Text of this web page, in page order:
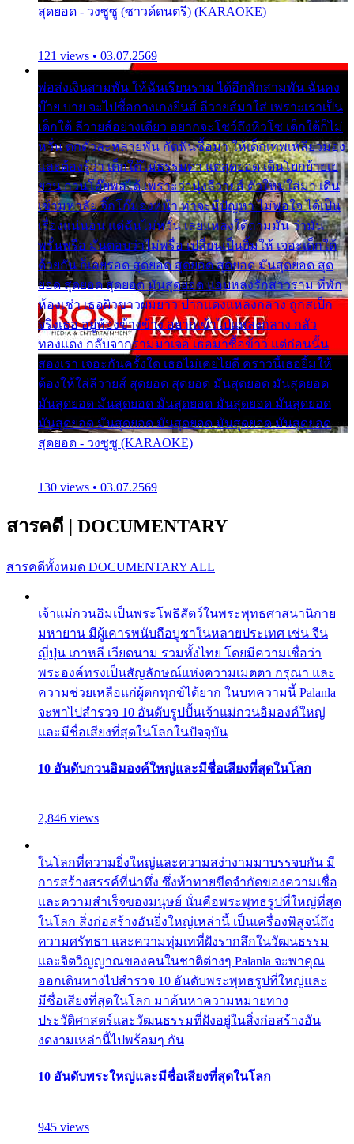
สุดยอด - วงซูซู (ซาวด์ดนตรี) (KARAOKE)
121 views • 03.07.2569
พ่อส่งเงินสามพัน ให้ฉันเรียนราม ได้อีกสักสามพัน ฉันคง
บ๊าย บาย จะไปซื้อกางเกงยีนส์ ลีวายส์มาใส่ เพราะเราเป็น
เด็กใต้ ลีวายส์อย่างเดียว อยากจะโชว์ถึงหิวโซ เด็กใต้ก็ไม่
หวั่น ตกตัวละหลายพัน กัดฟันซื้อมา ให้เด็กเทพเหลียวมอง
และต้องรู้ว่า เด็กใต้ไม่ธรรมดา แต่สุดยอด เดินโยกย้ายเย
ยวน กวนโอ๊ยพอได้ เพราะว่านุ่งลีวายส์ ตัวใหม่ใส่มา เดิน
เข้ามหาลัย จิ๊กโก๊มองหน้า ท่าจะมีปัญหา ไม่พอใจ ได้เป็น
เรื่องแน่นอน แต่ฉันไม่หวั่น เลยแหลงใต้ถามมัน ว่ามัน
พรั่นพรือ มันตอบว่าไม่พรื่อ เปลี่ยนเป็นยิ้มให้ เจอะเด็กใต้
ด้วยกัน ก็เลยรอด สุดยอด สุดยอด สุดยอด มันสุดยอด สุด
ยอด สุดยอด สุดยอด มันสุดยอด แอบหลงรักสาวราม ที่พัก
ห้องเช่า เธอผิวขาวผมยาว ปากแดงแหลงกลาง ถูกสเป็ก
จริงเธอ อยู่ห้องข้างข้าง อยากเข้าไปแหลงกลาง กลัว
ทองแดง กลับจากรามมาเจอ เธอมาซื้อข้าว แต่ก่อนนั้น
สองเรา เจอะกันครั้งใด เธอไม่เคยไยดี คราวนี้เธอยิ้มให้
ต้องให้ใส่ลีวายส์ สุดยอด สุดยอด มันสุดยอด มันสุดยอด
มันสุดยอด มันสุดยอด มันสุดยอด มันสุดยอด มันสุดยอด
มันสุดยอด มันสุดยอด มันสุดยอด มันสุดยอด มันสุดยอด
สุดยอด - วงซูซู (KARAOKE)
130 views • 03.07.2569
สารคดี | DOCUMENTARY
สารคดีทั้งหมด DOCUMENTARY ALL
เจ้าแม่กวนอิมเป็นพระโพธิสัตว์ในพระพุทธศาสนานิกาย
มหายาน มีผู้เคารพนับถือบูชาในหลายประเทศ เช่น จีน
ญี่ปุ่น เกาหลี เวียดนาม รวมทั้งไทย โดยมีความเชื่อว่า
พระองค์ทรงเป็นสัญลักษณ์แห่งความเมตตา กรุณา และ
ความช่วยเหลือแก่ผู้ตกทุกข์ได้ยาก ในบทความนี้ Palanla
จะพาไปสำรวจ 10 อันดับรูปปั้นเจ้าแม่กวนอิมองค์ใหญ่
และมีชื่อเสียงที่สุดในโลกในปัจจุบัน
10 อันดับกวนอิมองค์ใหญ่และมีชื่อเสียงที่สุดในโลก
2,846 views
ในโลกที่ความยิ่งใหญ่และความสง่างามมาบรรจบกัน มี
การสร้างสรรค์ที่น่าทึ่ง ซึ่งท้าทายขีดจำกัดของความเชื่อ
และความสำเร็จของมนุษย์ นั่นคือพระพุทธรูปที่ใหญ่ที่สุด
ในโลก สิ่งก่อสร้างอันยิ่งใหญ่เหล่านี้ เป็นเครื่องพิสูจน์ถึง
ความศรัทธา และความทุ่มเทที่ฝังรากลึกในวัฒนธรรม
และจิตวิญญาณของคนในชาติต่างๆ Palanla จะพาคุณ
ออกเดินทางไปสำรวจ 10 อันดับพระพุทธรูปที่ใหญ่และ
มีชื่อเสียงที่สุดในโลก มาค้นหาความหมายทาง
ประวัติศาสตร์และวัฒนธรรมที่ฝังอยู่ในสิ่งก่อสร้างอัน
งดงามเหล่านี้ไปพร้อมๆ กัน
10 อันดับพระใหญ่และมีชื่อเสียงที่สุดในโลก
945 views